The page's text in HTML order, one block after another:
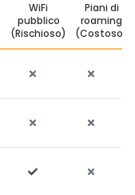
WiFi
pubblico
(Rischioso)
Piani di
roaming
(Costoso)